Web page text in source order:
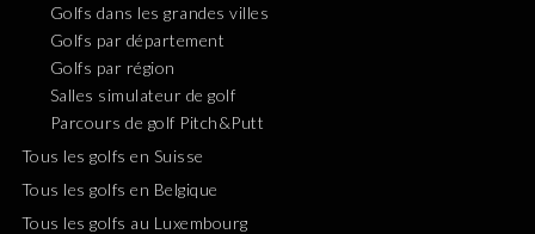
Golfs dans les grandes villes
Golfs par département
Golfs par région
Salles simulateur de golf
Parcours de golf Pitch&Putt
Tous les golfs en Suisse
Tous les golfs en Belgique
Tous les golfs au Luxembourg